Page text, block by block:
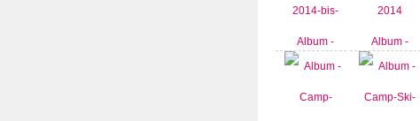
Album -
CARNAVAL-
2014-bis-
Album -
CARNAVAL-
2014